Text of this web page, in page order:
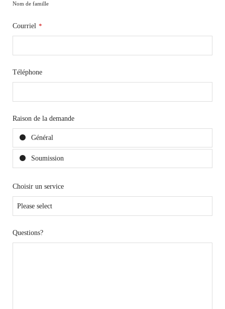
Nom de famille
Courriel *
Téléphone
Raison de la demande
Général
Soumission
Choisir un service
Questions?